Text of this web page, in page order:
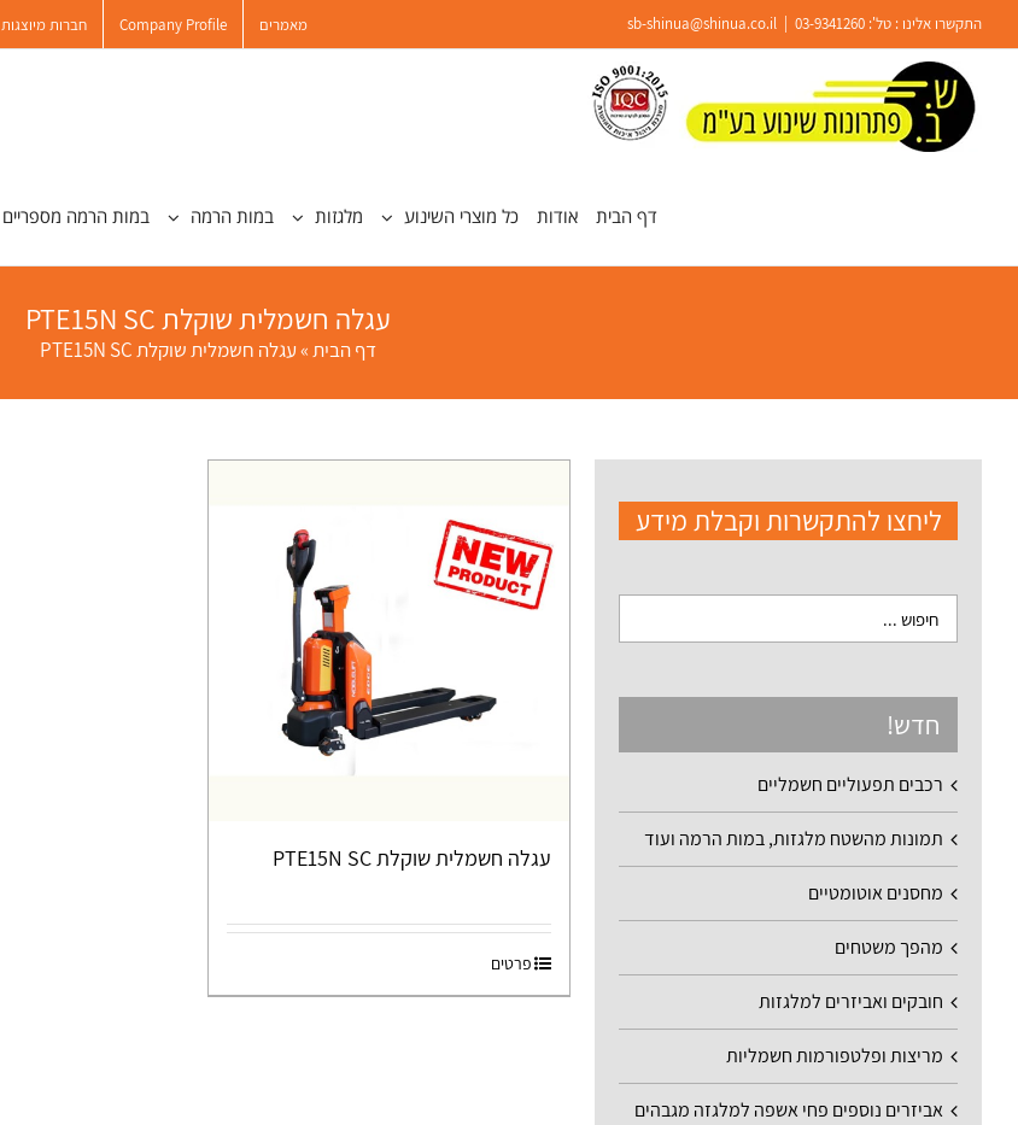
פתח סרגל נגישות
content
התקשרו אלינו : טל': 03-9341260
sb-shinua@shinua.co.il מאמרים Company Profile חברות מיוצגות
דף הבית אודות כל מוצרי השינוע מלגזות במות הרמה במות הרמה מספריים
עגלה חשמלית שוקלת PTE15N SC
דף הבית»עגלה חשמלית שוקלת PTE15N SC
עגלה חשמלית שוקלת PTE15N SC
פרטים
ליחצו להתקשרות וקבלת מידע
חדש!
רכבים תפעוליים חשמליים
תמונות מהשטח מלגזות, במות הרמה ועוד
מחסנים אוטומטיים
מהפך משטחים
חובקים ואביזרים למלגזות
מריצות ופלטפורמות חשמליות
אביזרים נוספים פחי אשפה למלגזה מגבהים